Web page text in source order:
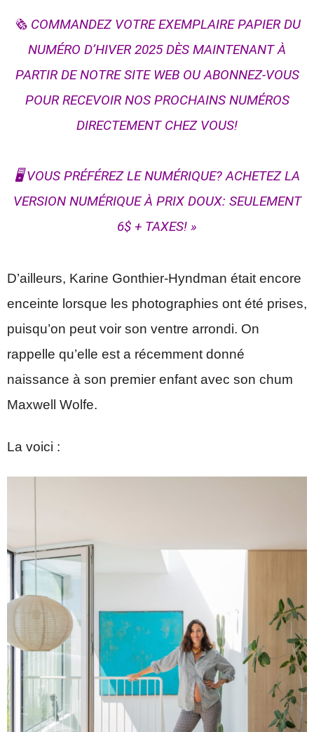
🗞️ COMMANDEZ VOTRE EXEMPLAIRE PAPIER DU
NUMÉRO D’HIVER 2025 DÈS MAINTENANT À
PARTIR DE NOTRE SITE WEB OU ABONNEZ-VOUS
POUR RECEVOIR NOS PROCHAINS NUMÉROS
DIRECTEMENT CHEZ VOUS!⁠
🖥️ VOUS PRÉFÉREZ LE NUMÉRIQUE? ACHETEZ LA
VERSION NUMÉRIQUE À PRIX DOUX: SEULEMENT
6$ + TAXES!⁠ »
D’ailleurs, Karine Gonthier-Hyndman était encore
enceinte lorsque les photographies ont été prises,
puisqu’on peut voir son ventre arrondi. On
rappelle qu’elle est a récemment donné
naissance à son premier enfant avec son chum
Maxwell Wolfe.
La voici :